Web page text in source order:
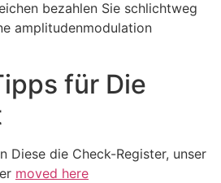
bezahlen Sie schlichtweg
amplitudenmodulation
für Die
Diese die Check-Register, unser
moved here